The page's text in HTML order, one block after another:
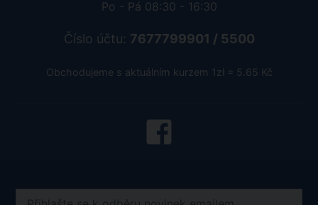
Po - Pá 08:30 - 16:30
Číslo účtu: 7677799901 / 5500
Obchodujeme s aktuálním kurzem 1zł = 5.65 Kč